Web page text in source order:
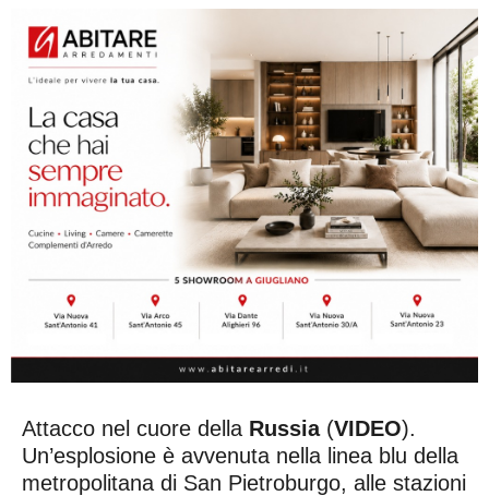
Attacco nel cuore della Russia(VIDEO).
Un’esplosione è avvenuta nella linea blu della
metropolitana di San Pietroburgo, alle stazioni